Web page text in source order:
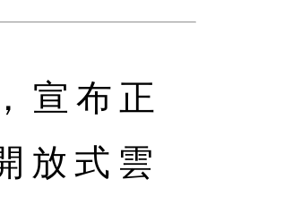
宣布正
放式雲